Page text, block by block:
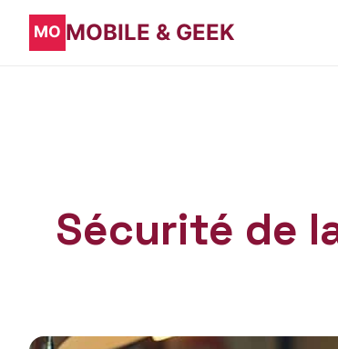
MOBILE & GEEK
Sécurité de